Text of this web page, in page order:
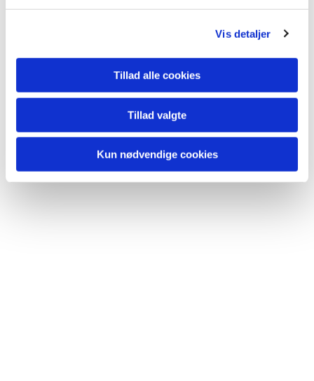
Vis detaljer
Tillad alle cookies
Tillad valgte
Kun nødvendige cookies
Du vil måske også kunne
lide...